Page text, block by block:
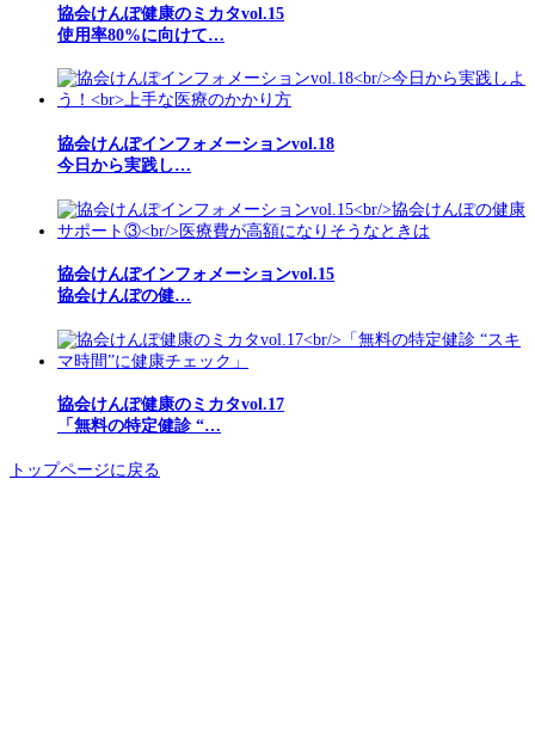
協会けんぽ健康のミカタvol.15
使用率80%に向けて…
協会けんぽインフォメーションvol.18
今日から実践し…
協会けんぽインフォメーションvol.15
協会けんぽの健…
協会けんぽ健康のミカタvol.17
「無料の特定健診 “…
トップページに戻る